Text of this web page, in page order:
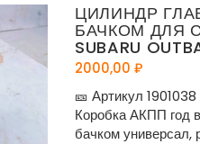
ЦИЛИНДР
БАЧКОМ ДЛЯ
SUBARU
2000,00 ₽
🎫 Артикул
Коробка АКПП год
бачком